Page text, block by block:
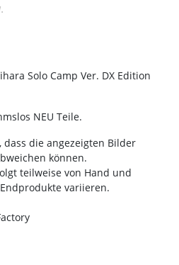
Solo Camp Ver. DX Edition
NEU Teile.
dass die angezeigten Bilder
können.
teilweise von Hand und
variieren.